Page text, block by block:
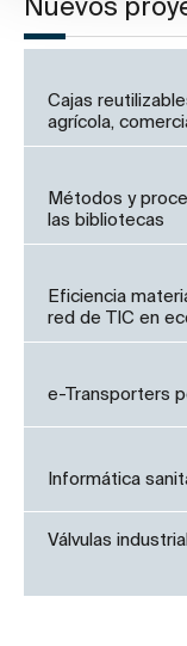
Nuevos
Cajas
agrícola,
Métodos y
las bibliotecas
Eficiencia
red de TIC en
e-Transporters
Informática
Válvulas